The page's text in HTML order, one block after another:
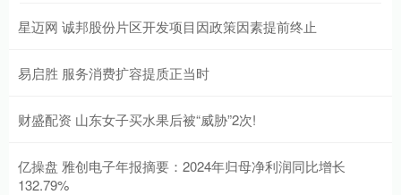
星迈网 诚邦股份片区开发项目因政策因素提前终止
易启胜 服务消费扩容提质正当时
财盛配资 山东女子买水果后被“威胁”2次!
亿操盘 雅创电子年报摘要：2024年归母净利润同比增长
132.79%